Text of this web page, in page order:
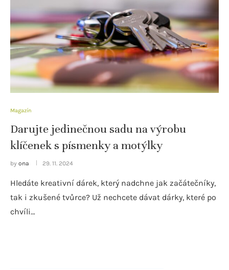
Magazín
Darujte jedinečnou sadu na výrobu
klíčenek s písmenky a motýlky
by ona 29. 11. 2024
Hledáte kreativní dárek, který nadchne jak začátečníky,
tak i zkušené tvůrce? Už nechcete dávat dárky, které po
chvíli…